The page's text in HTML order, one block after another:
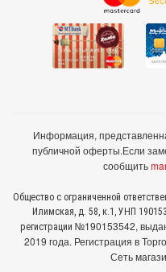
Информация,
публичной оферты.Если
сообщить
Общество с ограниченной
Илимская, д. 58, к.1, УНП
регистрации №190153542,
2019 года. Регистрация в
Сеть